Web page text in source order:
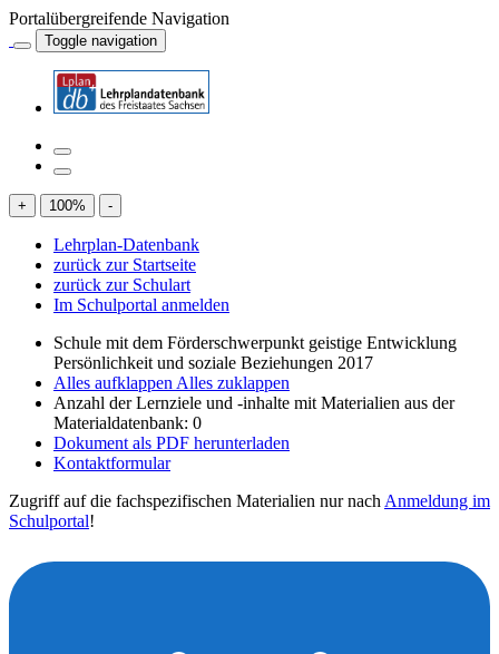
Portalübergreifende Navigation
Toggle navigation
+ 100% -
Lehrplan-Datenbank
zurück zur Startseite
zurück zur Schulart
Im Schulportal anmelden
Schule mit dem Förderschwerpunkt geistige Entwicklung
Persönlichkeit und soziale Beziehungen 2017
Alles aufklappen Alles zuklappen
Anzahl der Lernziele und -inhalte mit Materialien aus der
Materialdatenbank: 0
Dokument als PDF herunterladen
Kontaktformular
Zugriff auf die fachspezifischen Materialien nur nach Anmeldung im
Schulportal!